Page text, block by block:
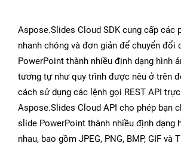
Aspose.Slides Cloud SDK cung cấp các
nhanh chóng và đơn giản để chuyển đổi
PowerPoint thành nhiều định dạng hình
tương tự như quy trình được nêu ở trên
cách sử dụng các lệnh gọi REST API
Aspose.Slides Cloud API cho phép bạn
slide PowerPoint thành nhiều định dạng
nhau, bao gồm JPEG, PNG, BMP, GIF và